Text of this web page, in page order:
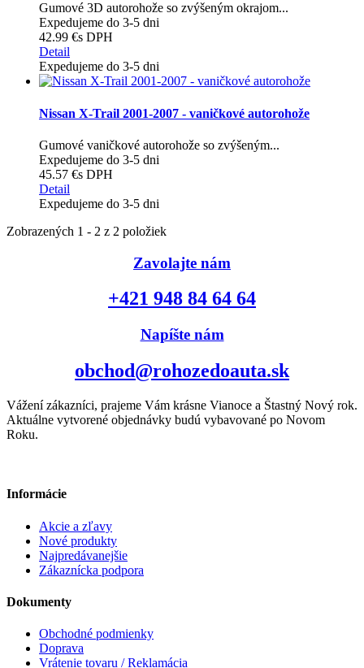
Gumové 3D autorohože so zvýšeným okrajom...
Expedujeme do 3-5 dni
42.99 €s DPH
Detail
Expedujeme do 3-5 dni
Nissan X-Trail 2001-2007 - vaničkové autorohože
Gumové vaničkové autorohože so zvýšeným...
Expedujeme do 3-5 dni
45.57 €s DPH
Detail
Expedujeme do 3-5 dni
Zobrazených 1 - 2 z 2 položiek
Zavolajte nám
+421 948 84 64 64
Napíšte nám
obchod@rohozedoauta.sk
Vážení zákazníci, prajeme Vám krásne Vianoce a Štastný Nový rok.
Aktuálne vytvorené objednávky budú vybavované po Novom
Roku.
Informácie
Akcie a zľavy
Nové produkty
Najpredávanejšie
Zákaznícka podpora
Dokumenty
Obchodné podmienky
Doprava
Vrátenie tovaru / Reklamácia